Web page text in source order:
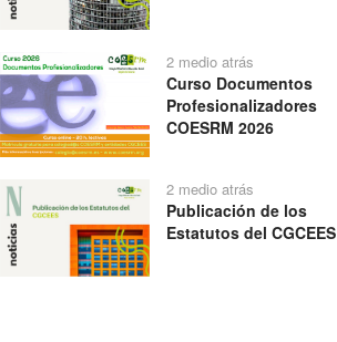
2 medio atrás
Curso Documentos
Profesionalizadores
COESRM 2026
2 medio atrás
Publicación de los
Estatutos del CGCEES